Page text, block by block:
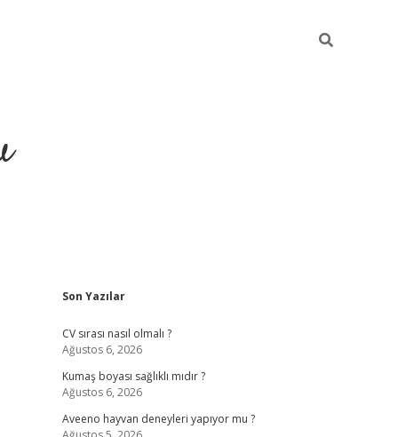
Sidebar
Son Yazılar
CV sırası nasıl olmalı ?
Ağustos 6, 2026
Kumaş boyası sağlıklı mıdır ?
Ağustos 6, 2026
Aveeno hayvan deneyleri yapıyor mu ?